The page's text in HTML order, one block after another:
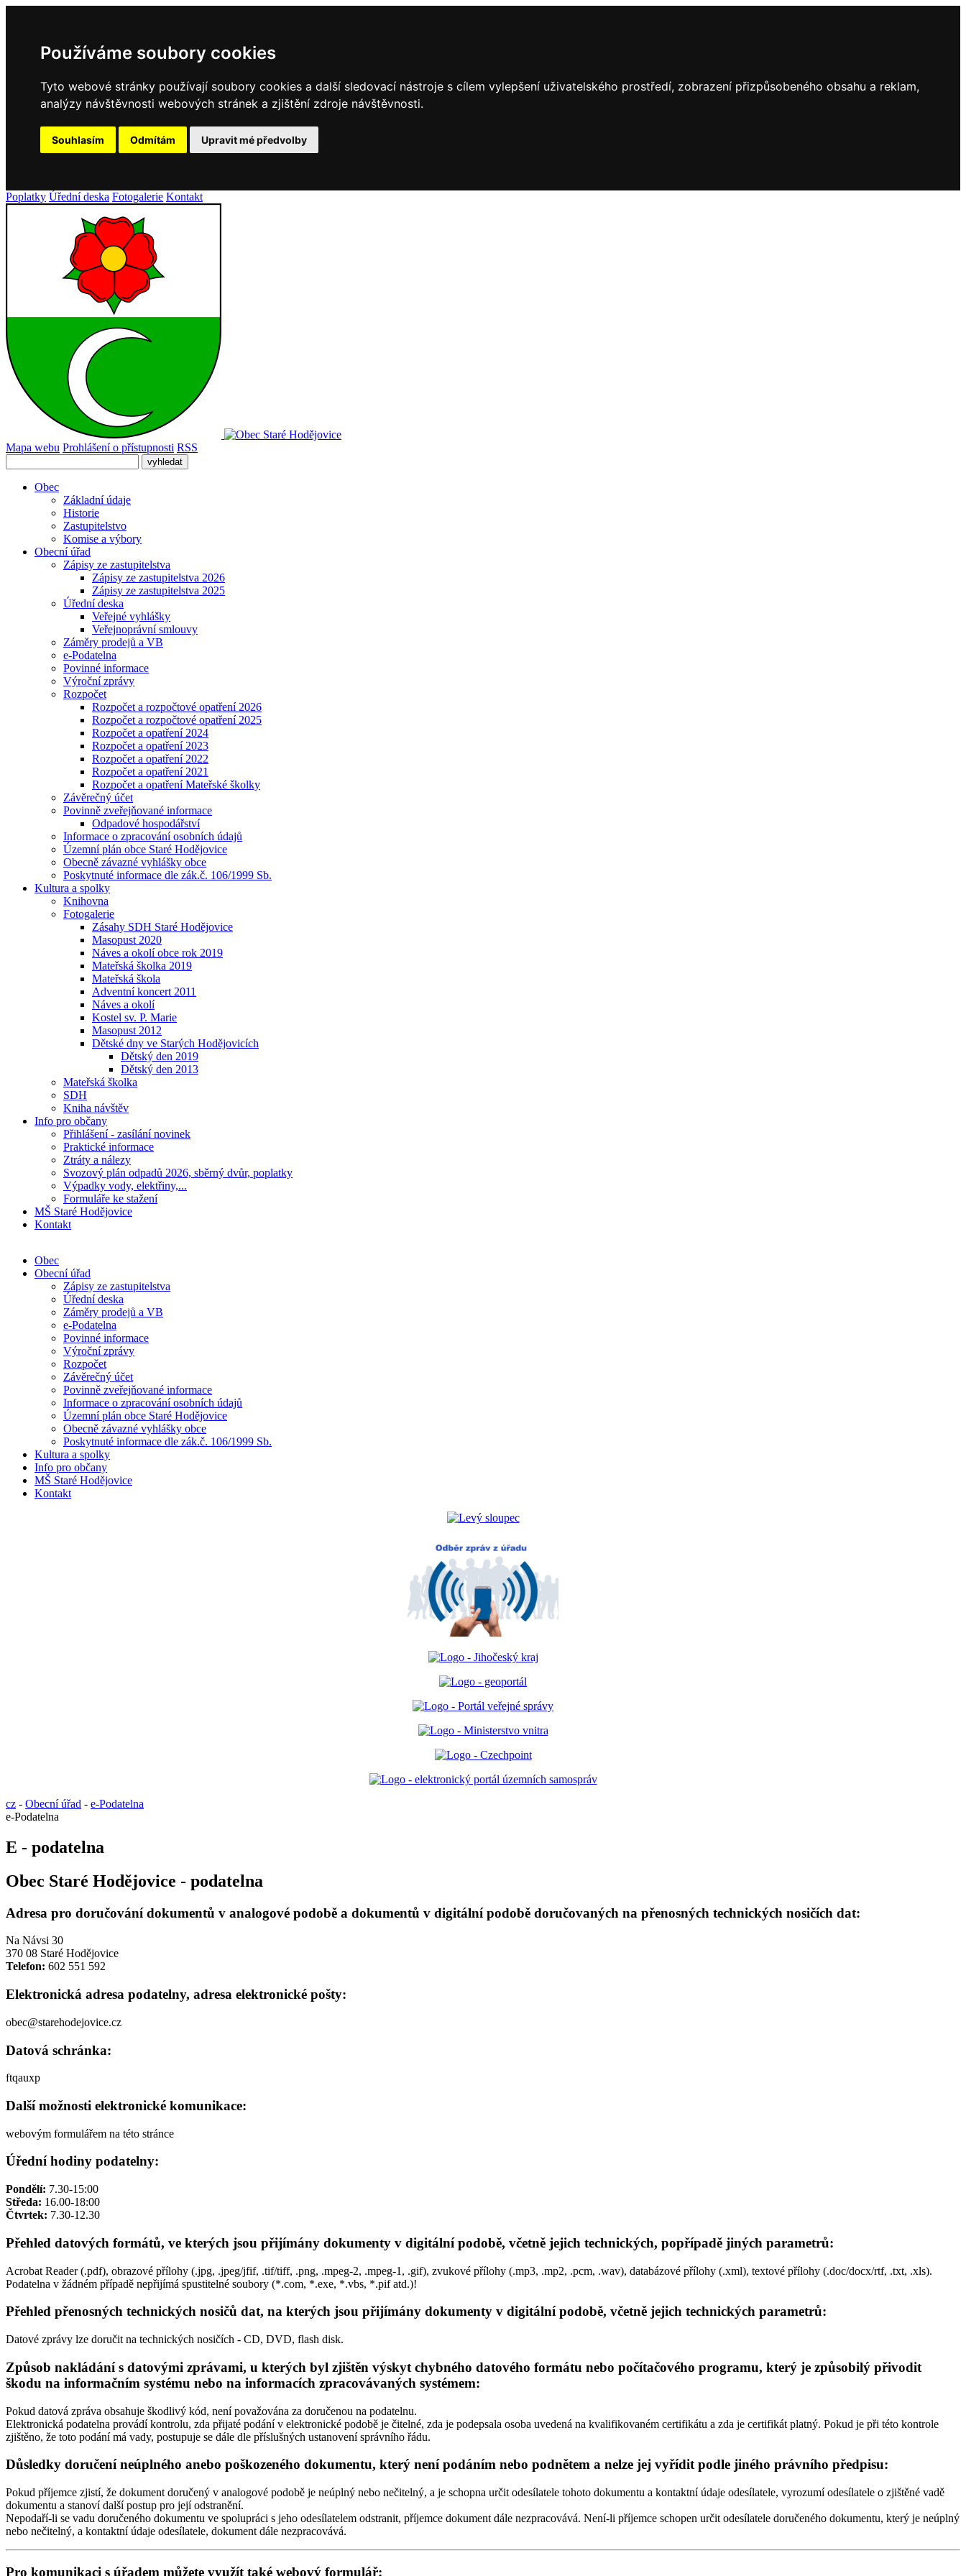
Používáme soubory cookies
Tyto webové stránky používají soubory cookies a další sledovací nástroje s cílem vylepšení uživatelského prostředí, zobrazení přizpůsobeného obsahu a reklam,
analýzy návštěvnosti webových stránek a zjištění zdroje návštěvnosti.
Souhlasím Odmítám Upravit mé předvolby
Poplatky Úřední deska Fotogalerie Kontakt
Mapa webu Prohlášení o přístupnosti RSS
Obec
Základní údaje
Historie
Zastupitelstvo
Komise a výbory
Obecní úřad
Zápisy ze zastupitelstva
Zápisy ze zastupitelstva 2026
Zápisy ze zastupitelstva 2025
Úřední deska
Veřejné vyhlášky
Veřejnoprávní smlouvy
Záměry prodejů a VB
e-Podatelna
Povinné informace
Výroční zprávy
Rozpočet
Rozpočet a rozpočtové opatření 2026
Rozpočet a rozpočtové opatření 2025
Rozpočet a opatření 2024
Rozpočet a opatření 2023
Rozpočet a opatření 2022
Rozpočet a opatření 2021
Rozpočet a opatření Mateřské školky
Závěrečný účet
Povinně zveřejňované informace
Odpadové hospodářství
Informace o zpracování osobních údajů
Územní plán obce Staré Hodějovice
Obecně závazné vyhlášky obce
Poskytnuté informace dle zák.č. 106/1999 Sb.
Kultura a spolky
Knihovna
Fotogalerie
Zásahy SDH Staré Hodějovice
Masopust 2020
Náves a okolí obce rok 2019
Mateřská školka 2019
Mateřská škola
Adventní koncert 2011
Náves a okolí
Kostel sv. P. Marie
Masopust 2012
Dětské dny ve Starých Hodějovicích
Dětský den 2019
Dětský den 2013
Mateřská školka
SDH
Kniha návštěv
Info pro občany
Přihlášení - zasílání novinek
Praktické informace
Ztráty a nálezy
Svozový plán odpadů 2026, sběrný dvůr, poplatky
Výpadky vody, elektřiny,...
Formuláře ke stažení
MŠ Staré Hodějovice
Kontakt
Obec
Obecní úřad
Zápisy ze zastupitelstva
Úřední deska
Záměry prodejů a VB
e-Podatelna
Povinné informace
Výroční zprávy
Rozpočet
Závěrečný účet
Povinně zveřejňované informace
Informace o zpracování osobních údajů
Územní plán obce Staré Hodějovice
Obecně závazné vyhlášky obce
Poskytnuté informace dle zák.č. 106/1999 Sb.
Kultura a spolky
Info pro občany
MŠ Staré Hodějovice
Kontakt
cz - Obecní úřad - e-Podatelna
e-Podatelna
E - podatelna
Obec Staré Hodějovice - podatelna
Adresa pro doručování dokumentů v analogové podobě a dokumentů v digitální podobě doručovaných na přenosných technických nosičích dat:
Na Návsi 30
370 08 Staré Hodějovice
Telefon: 602 551 592
Elektronická adresa podatelny, adresa elektronické pošty:
obec@starehodejovice.cz
Datová schránka:
ftqauxp
Další možnosti elektronické komunikace:
webovým formulářem na této stránce
Úřední hodiny podatelny:
Pondělí: 7.30-15:00
Středa: 16.00-18:00
Čtvrtek: 7.30-12.30
Přehled datových formátů, ve kterých jsou přijímány dokumenty v digitální podobě, včetně jejich technických, popřípadě jiných parametrů:
Acrobat Reader (.pdf), obrazové přílohy (.jpg, .jpeg/jfif, .tif/tiff, .png, .mpeg-2, .mpeg-1, .gif), zvukové přílohy (.mp3, .mp2, .pcm, .wav), databázové přílohy (.xml), textové přílohy (.doc/docx/rtf, .txt, .xls).
Podatelna v žádném případě nepřijímá spustitelné soubory (*.com, *.exe, *.vbs, *.pif atd.)!
Přehled přenosných technických nosičů dat, na kterých jsou přijímány dokumenty v digitální podobě, včetně jejich technických parametrů:
Datové zprávy lze doručit na technických nosičích - CD, DVD, flash disk.
Způsob nakládání s datovými zprávami, u kterých byl zjištěn výskyt chybného datového formátu nebo počítačového programu, který je způsobilý přivodit
škodu na informačním systému nebo na informacích zpracovávaných systémem:
Pokud datová zpráva obsahuje škodlivý kód, není považována za doručenou na podatelnu.
Elektronická podatelna provádí kontrolu, zda přijaté podání v elektronické podobě je čitelné, zda je podepsala osoba uvedená na kvalifikovaném certifikátu a zda je certifikát platný. Pokud je při této kontrole
zjištěno, že toto podání má vady, postupuje se dále dle příslušných ustanovení správního řádu.
Důsledky doručení neúplného anebo poškozeného dokumentu, který není podáním nebo podnětem a nelze jej vyřídit podle jiného právního předpisu:
Pokud příjemce zjistí, že dokument doručený v analogové podobě je neúplný nebo nečitelný, a je schopna určit odesílatele tohoto dokumentu a kontaktní údaje odesílatele, vyrozumí odesílatele o zjištěné vadě
dokumentu a stanoví další postup pro její odstranění.
Nepodaří-li se vadu doručeného dokumentu ve spolupráci s jeho odesílatelem odstranit, příjemce dokument dále nezpracovává. Není-li příjemce schopen určit odesílatele doručeného dokumentu, který je neúplný
nebo nečitelný, a kontaktní údaje odesílatele, dokument dále nezpracovává.
Pro komunikaci s úřadem můžete využít také webový formulář: